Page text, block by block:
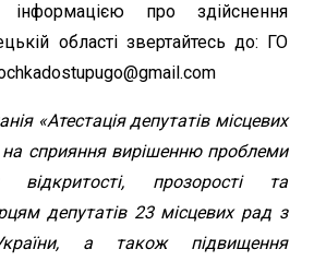
про здійснення
області звертайтесь до: ГО
«Атестація депутатів місцевих
сприяння вирішенню проблеми
відкритості, прозорості та
депутатів 23 місцевих рад з
а також підвищення